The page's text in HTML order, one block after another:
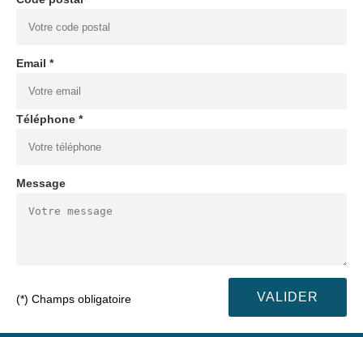
Email *
Téléphone *
Message
(*) Champs obligatoire